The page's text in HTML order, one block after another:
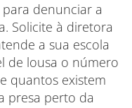
denunciar a
Solicite à diretora
a sua escola
de lousa o número
quantos existem
presa perto da